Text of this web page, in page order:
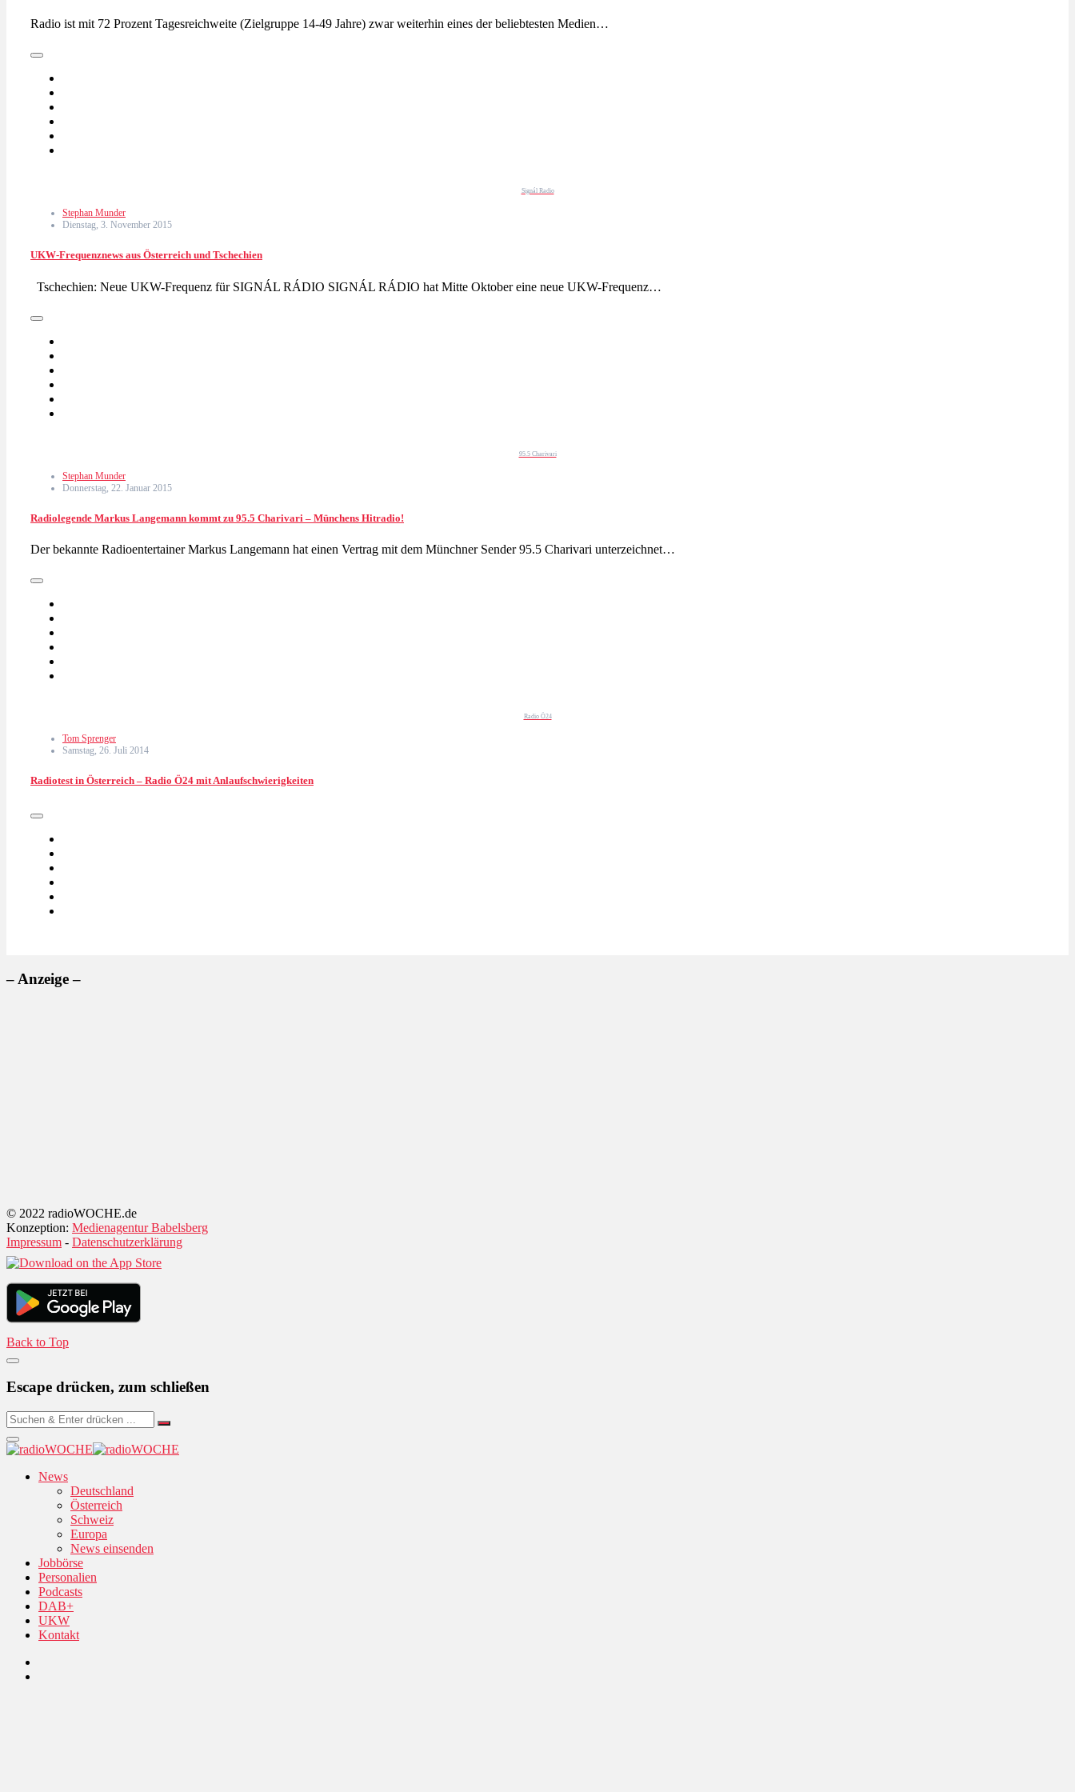
Radio ist mit 72 Prozent Tagesreichweite (Zielgruppe 14-49 Jahre) zwar weiterhin eines der beliebtesten Medien…
Signál Radio
Stephan Munder
Dienstag, 3. November 2015
UKW-Frequenznews aus Österreich und Tschechien
Tschechien: Neue UKW-Frequenz für SIGNÁL RÁDIO SIGNÁL RÁDIO hat Mitte Oktober eine neue UKW-Frequenz…
95.5 Charivari
Stephan Munder
Donnerstag, 22. Januar 2015
Radiolegende Markus Langemann kommt zu 95.5 Charivari – Münchens Hitradio!
Der bekannte Radioentertainer Markus Langemann hat einen Vertrag mit dem Münchner Sender 95.5 Charivari unterzeichnet…
Radio Ö24
Tom Sprenger
Samstag, 26. Juli 2014
Radiotest in Österreich – Radio Ö24 mit Anlaufschwierigkeiten
– Anzeige –
© 2022 radioWOCHE.de
Konzeption: Medienagentur Babelsberg
Impressum - Datenschutzerklärung
Back to Top
Escape drücken, zum schließen
News
Deutschland
Österreich
Schweiz
Europa
News einsenden
Jobbörse
Personalien
Podcasts
DAB+
UKW
Kontakt